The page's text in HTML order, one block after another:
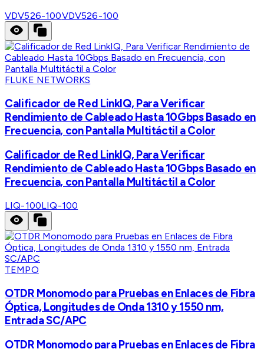
VDV526-100VDV526-100
FLUKE NETWORKS
Calificador de Red LinkIQ, Para Verificar
Rendimiento de Cableado Hasta 10Gbps Basado en
Frecuencia, con Pantalla Multitáctil a Color
Calificador de Red LinkIQ, Para Verificar
Rendimiento de Cableado Hasta 10Gbps Basado en
Frecuencia, con Pantalla Multitáctil a Color
LIQ-100LIQ-100
TEMPO
OTDR Monomodo para Pruebas en Enlaces de Fibra
Óptica, Longitudes de Onda 1310 y 1550 nm,
Entrada SC/APC
OTDR Monomodo para Pruebas en Enlaces de Fibra